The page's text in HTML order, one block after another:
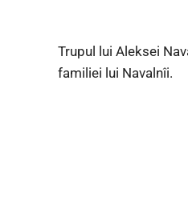
Trupul lui Aleksei
familiei lui Navalnîi.